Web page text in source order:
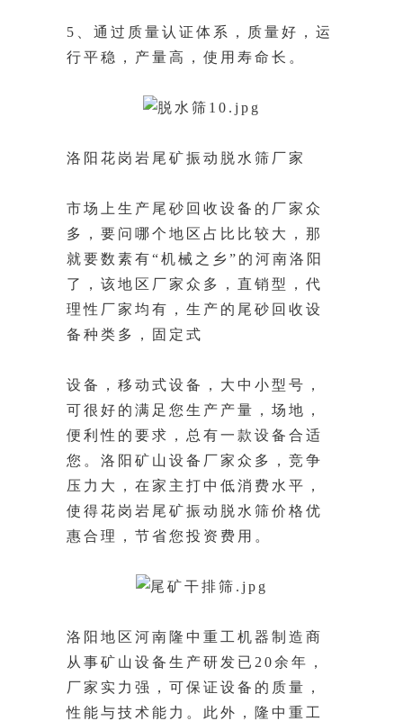
5、通过质量认证体系，质量好，运
行平稳，产量高，使用寿命长。
洛阳花岗岩尾矿振动脱水筛厂家
市场上生产尾砂回收设备的厂家众
多，要问哪个地区占比比较大，那
就要数素有“机械之乡”的河南洛阳
了，该地区厂家众多，直销型，代
理性厂家均有，生产的尾砂回收设
备种类多，固定式
设备，移动式设备，大中小型号，
可很好的满足您生产产量，场地，
便利性的要求，总有一款设备合适
您。洛阳矿山设备厂家众多，竞争
压力大，在家主打中低消费水平，
使得花岗岩尾矿振动 脱水筛价格优
惠合理，节省您投资费用。
洛阳地区河南隆中重工机器制造商
从事矿山设备生产研发已20余年，
厂家实力强，可保证设备的质量，
性能与技术能力。此外，隆中重工